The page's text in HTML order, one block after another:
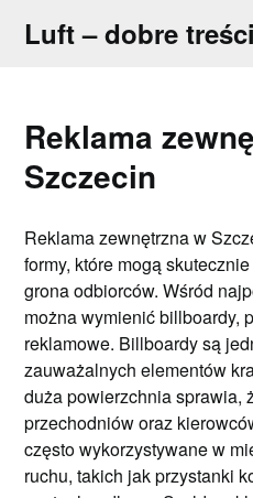
Luft – dobre treści
Reklama
Szczecin
Reklama zewnętrzna w
formy, które mogą
grona odbiorców. Wśród
można wymienić billboardy,
reklamowe. Billboardy są
zauważalnych elementów
duża powierzchnia sprawia,
przechodniów oraz
często wykorzystywane w
ruchu, takich jak przystanki